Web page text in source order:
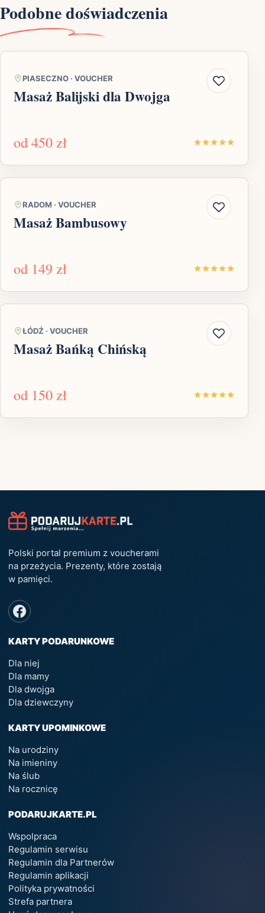
Podobne doświadczenia
PIASECZNO · VOUCHER
Masaż Balijski dla Dwojga
od450 zł
RADOM · VOUCHER
Masaż Bambusowy
od 149 zł
ŁÓDŹ · VOUCHER
Masaż Bańką Chińską
od 150 zł
Polski portal premium z voucherami
na przeżycia. Prezenty, które zostają
w pamięci.
KARTY PODARUNKOWE
Dla niej
Dla mamy
Dla dwojga
Dla dziewczyny
KARTY UPOMINKOWE
Na urodziny
Na imieniny
Na ślub
Na rocznicę
PODARUJKARTE.PL
Wspolpraca
Regulamin serwisu
Regulamin dla Partnerów
Regulamin aplikacji
Polityka prywatności
Strefa partnera